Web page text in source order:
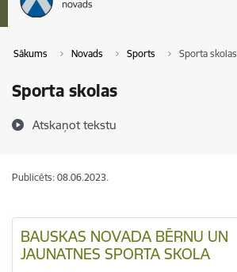
Sākums Novads Sports Sporta skolas
Sporta skolas
Atskaņot tekstu
Publicēts: 08.06.2023.
BAUSKAS NOVADA BĒRNU UN
JAUNATNES SPORTA SKOLA